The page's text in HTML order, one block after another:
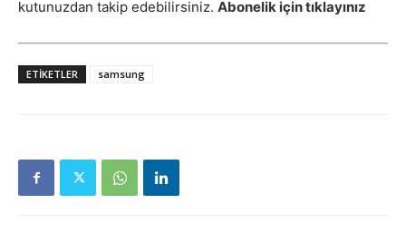
kutunuzdan takip edebilirsiniz. Abonelik için tıklayınız
ETIKETLER samsung